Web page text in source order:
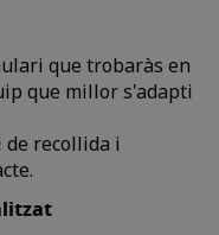
que trobaràs en
que millor s'adapti
recollida i